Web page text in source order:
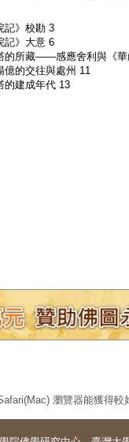
記》校勘 3
記》大意 6
的所藏——感應舍利與《華
億的交往與處州 11
的建成年代 13
瀏覽器能獲得較